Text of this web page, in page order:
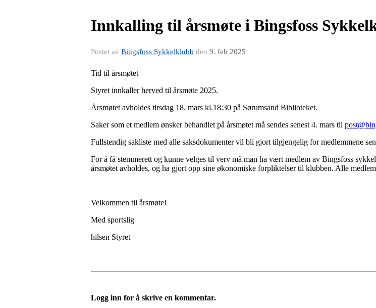
Innkalling til årsmøte i Bingsfoss
Postet av Bingsfoss Sykkelklubb den 9. feb 2025
Tid til årsmøtet
Styret innkaller herved til årsmøte 2025.
Årsmøtet avholdes tirsdag 18. mars kl.18:30 på Sørumsand Biblioteket.
Saker som et medlem ønsker behandlet på årsmøtet må sendes senest 4. mars til
Fullstendig sakliste med alle saksdokumenter vil bli gjort tilgjengelig for medlemmene
For å få stemmerett og kunne velges til verv må man ha vært medlem av Bingsfoss
årsmøtet avholdes, og ha gjort opp sine økonomiske forpliktelser til klubben. Alle
Velkommen til årsmøte!
Med sportslig
hilsen Styret
Logg inn for å skrive en kommentar.